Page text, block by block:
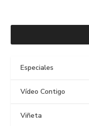
Especiales
Vídeo Contigo
Viñeta